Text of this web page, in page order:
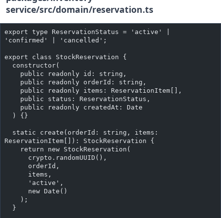
service/src/domain/reservation.ts
export type ReservationStatus = 'active' |
'confirmed' | 'cancelled';
export class StockReservation {
  constructor(
    public readonly id: string,
    public readonly orderId: string,
    public readonly items: ReservationItem[],
    public status: ReservationStatus,
    public readonly createdAt: Date
  ) {}
ReservationItem[]): StockReservation {
    return new StockReservation(
      crypto.randomUUID(),
      orderId,
      items,
      'active',
      new Date()
    );
  }